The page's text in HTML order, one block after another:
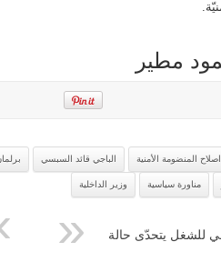
مطير
اصلاح المنضومة الأمنية الباجي قائد السبسي
مناورة سياسية وزير الداخلية
للشغل يتحدّى حالة